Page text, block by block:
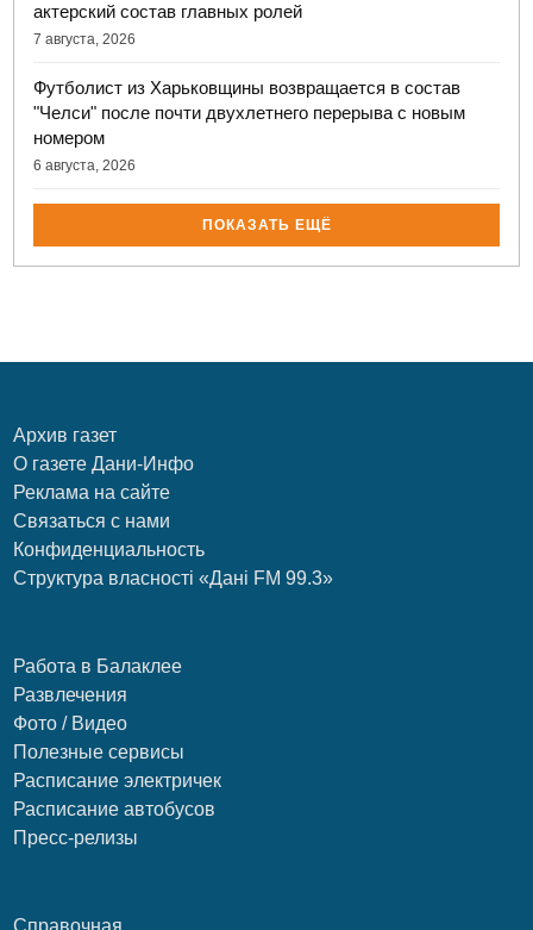
актерский состав главных ролей
7 августа, 2026
Футболист из Харьковщины возвращается в состав
"Челси" после почти двухлетнего перерыва с новым
номером
6 августа, 2026
ПОКАЗАТЬ ЕЩЁ
Архив газет
О газете Дани-Инфо
Реклама на сайте
Связаться с нами
Конфиденциальность
Структура власності «Дані FM 99.3»
Работа в Балаклее
Развлечения
Фото / Видео
Полезные сервисы
Расписание электричек
Расписание автобусов
Пресс-релизы
Справочная